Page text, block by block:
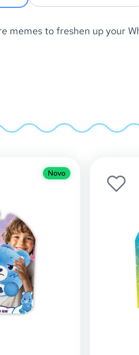
memes to freshen up your
Novo